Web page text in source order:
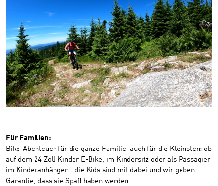
Für Familien:
Bike-Abenteuer für die ganze Familie, auch für die Kleinsten: ob
auf dem 24 Zoll Kinder E-Bike, im Kindersitz oder als Passagier
im Kinderanhänger - die Kids sind mit dabei und wir geben
Garantie, dass sie Spaß haben werden.